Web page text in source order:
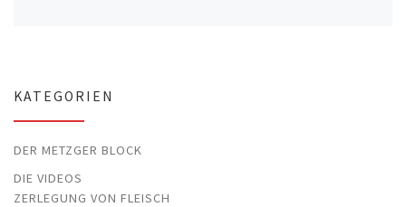
KATEGORIEN
DER METZGER BLOCK
DIE VIDEOS
ZERLEGUNG VON FLEISCH